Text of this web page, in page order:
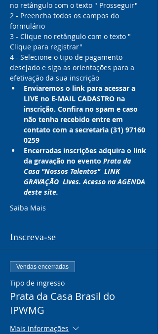
no retângulo com o texto " Prosseguir"
2 - Preencha todos os campos do
formulário
3 - Clique no retângulo com o texto "
Clique para registrar"
4 - Selecione o tipo de pagamento
desejado e siga as orientações para a
efetivação da sua inscrição
Enviaremos o link para acessar a
LIVE no E-MAIL CADASTRO na
inscrição. Confira no spam e caso
não tenha recebido entre em
contato com a secretaria (31) 97160
0259
Encerradas inscrições adquira o link
da gravação no evento Prata da
Casa "Nossos Talentos"  LINK
GRAVAÇÃO  Lives. Acesso na AGENDA
deste site.
Saiba Mais
Inscreva-se
Vendas encerradas
Tipo de ingresso
Prata da Casa Brasil do
IPWMG
Mais informações